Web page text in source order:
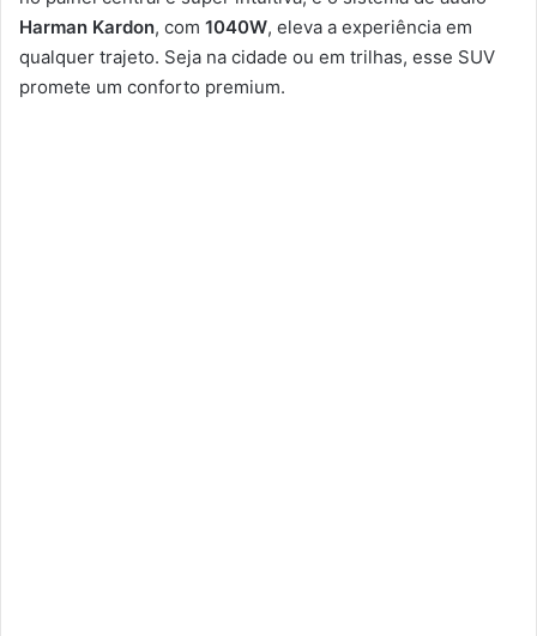
Harman Kardon, com 1040W, eleva a experiência em
qualquer trajeto. Seja na cidade ou em trilhas, esse SUV
promete um conforto premium.